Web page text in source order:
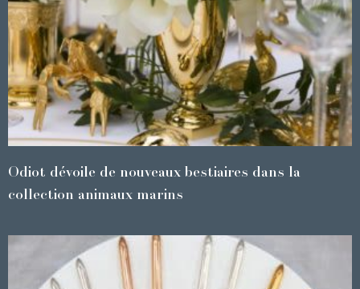
Odiot dévoile de nouveaux bestiaires dans la
collection animaux marins